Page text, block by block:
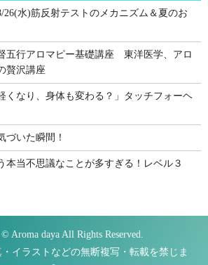
26(水)筋反射テストのメカニズム＆夏のお
五行アロマピー基礎講座 東洋医学、アロ
贅沢講座
くなり、身体も変わる？」タッチフォーヘ
づいた瞬間！
本当不思議なことが多すぎる！レベル３
Aroma daya All Rights Reserved.
・イラストなどの無断複写・転載を禁じま